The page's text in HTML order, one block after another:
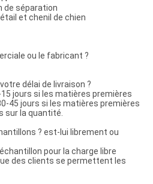
de séparation
et chenil de chien
ou le fabricant ?
délai de livraison ?
jours si les matières premières
45 jours si les matières premières
sur la quantité.
? est-lui librement ou
pour la charge libre
des clients se permettent les